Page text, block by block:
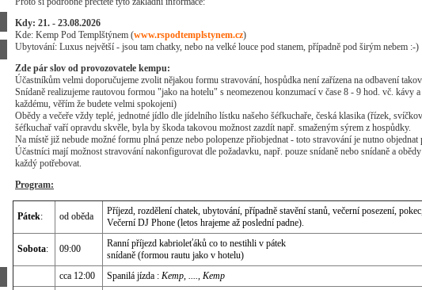
Kdy: 21. - 23.08.2026
Kde: Kemp Pod Templštýnem (www.rspodtemplstynem.cz)
Ubytování: Luxus největší - jsou tam chatky, nebo na velké louce pod stanem, případně pod širým nebem :-)
Zde pár slov od provozovatele kempu:
Účastníkům velmi doporučujeme zvolit nějakou formu stravování, hospůdka není zařízena na odbavení
Snídaně realizujeme rautovou formou "jako na hotelu" s neomezenou konzumací v čase 8 - 9 hod. vč. kávy
každému, věřím že budete velmi spokojeni)
Obědy a večeře vždy teplé, jednotné jídlo dle jídelního lístku našeho šéfkuchaře, česká klasika (řízek,
šéfkuchař vaří opravdu skvěle, byla by škoda takovou možnost zazdít např. smaženým sýrem z hospůdky.
Na místě již nebude možné formu plná penze nebo polopenze přiobjednat - toto stravování je nutno objednat
Účastníci mají možnost stravování nakonfigurovat dle požadavku, např. pouze snídaně nebo snídaně a
každý potřebovat.
Program:
Pátek: od oběda
Příjezd, rozdělení chatek, ubytování, případně stavění stanů, večerní posezení,
Večerní DJ Phone (letos hrajeme až poslední padne).
Sobota: 09:00
Ranní příjezd kabrioleťáků co to nestihli v pátek
snídaně (formou rautu jako v hotelu)
cca 12:00
Spanilá jízda : Kemp, ...., Kemp